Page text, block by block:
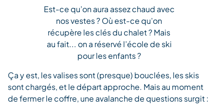
Est-ce qu’on aura assez chaud avec
nos vestes ? Où est-ce qu’on
récupère les clés du chalet ? Mais
au fait... on a réservé l’école de ski
pour les enfants ?
Ça y est, les valises sont (presque) bouclées, les skis
sont chargés, et le départ approche. Mais au moment
de fermer le coffre, une avalanche de questions surgit :